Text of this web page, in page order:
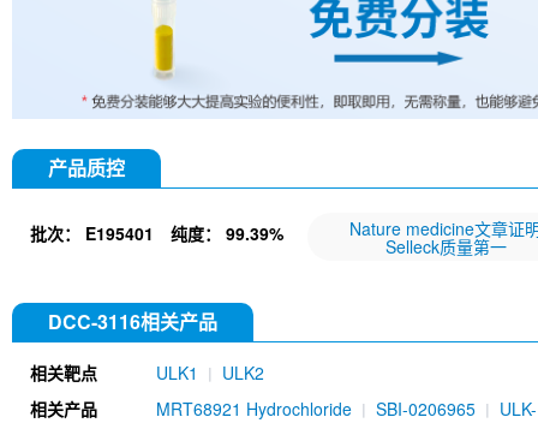
产品质控
批次： E195401 纯度： 99.39% Nature medicine文章证
Selleck质量第一
DCC-3116相关产品
相关靶点 ULK1
ULK2
相关产品
MRT68921 Hydrochloride SBI-0206965